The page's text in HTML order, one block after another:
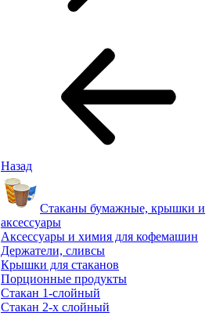
Назад
Стаканы бумажные, крышки и
аксессуары
Аксессуары и химия для кофемашин
Держатели, сливсы
Крышки для стаканов
Порционные продукты
Стакан 1-слойный
Стакан 2-х слойный